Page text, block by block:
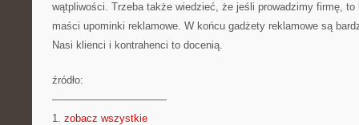
wątpliwości. Trzeba także wiedzieć, że jeśli prowadzimy firmę, to
maści upominki reklamowe. W końcu gadżety reklamowe są
Nasi klienci i kontrahenci to docenią.
źródło:
———————————
1. zobacz wszystkie